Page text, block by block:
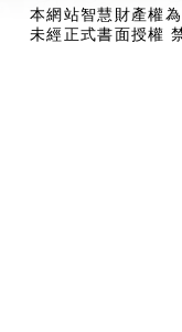
本網站智慧財產權
未經正式書面授權